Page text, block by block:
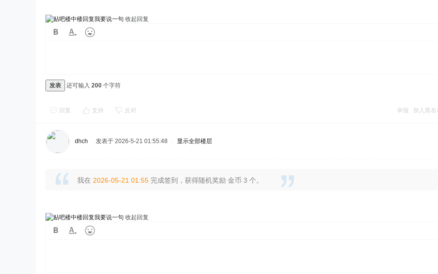
我要说一句 收起回复
发表 还可输入 200 个字符
回复 支持 反对 举报 加入黑名
dhch 发表于 2026-5-21 01:55:48 显示全部楼层
我在 2026-05-21 01:55 完成签到，获得随机奖励 金币 3 个。
我要说一句 收起回复